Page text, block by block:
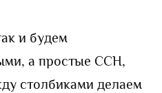
и будем
а простые ССН,
столбиками делаем